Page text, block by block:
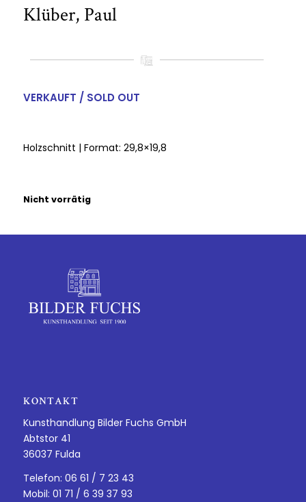
Klüber, Paul
VERKAUFT / SOLD OUT
Holzschnitt | Format: 29,8×19,8
Nicht vorrätig
KONTAKT
Kunsthandlung Bilder Fuchs GmbH
Abtstor 41
36037 Fulda
Telefon: 06 61 / 7 23 43
Mobil: 01 71 / 6 39 37 93